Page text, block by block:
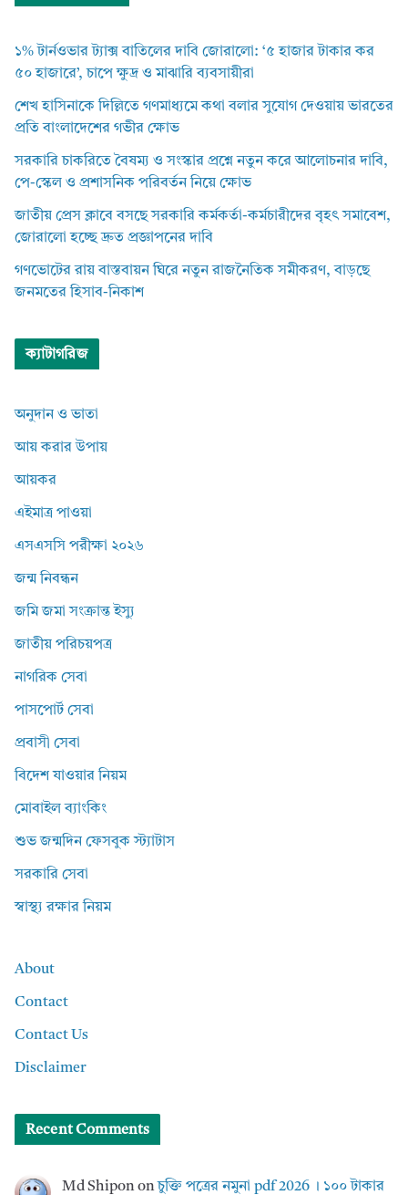
১% টার্নওভার ট্যাক্স বাতিলের দাবি জোরালো: ‘৫ হাজার টাকার কর
৫০ হাজারে’, চাপে ক্ষুদ্র ও মাঝারি ব্যবসায়ীরা
শেখ হাসিনাকে দিল্লিতে গণমাধ্যমে কথা বলার সুযোগ দেওয়ায় ভারতের
প্রতি বাংলাদেশের গভীর ক্ষোভ
সরকারি চাকরিতে বৈষম্য ও সংস্কার প্রশ্নে নতুন করে আলোচনার দাবি,
পে-স্কেল ও প্রশাসনিক পরিবর্তন নিয়ে ক্ষোভ
জাতীয় প্রেস ক্লাবে বসছে সরকারি কর্মকর্তা-কর্মচারীদের বৃহৎ সমাবেশ,
জোরালো হচ্ছে দ্রুত প্রজ্ঞাপনের দাবি
গণভোটের রায় বাস্তবায়ন ঘিরে নতুন রাজনৈতিক সমীকরণ, বাড়ছে
জনমতের হিসাব-নিকাশ
ক্যাটাগরিজ
অনুদান ও ভাতা
আয় করার উপায়
আয়কর
এইমাত্র পাওয়া
এসএসসি পরীক্ষা ২০২৬
জন্ম নিবন্ধন
জমি জমা সংক্রান্ত ইস্যু
জাতীয় পরিচয়পত্র
নাগরিক সেবা
পাসপোর্ট সেবা
প্রবাসী সেবা
বিদেশ যাওয়ার নিয়ম
মোবাইল ব্যাংকিং
শুভ জন্মদিন ফেসবুক স্ট্যাটাস
সরকারি সেবা
স্বাস্থ্য রক্ষার নিয়ম
About
Contact
Contact Us
Disclaimer
Recent Comments
Md Shipononচুক্তি পত্রের নমুনা pdf 2026 । ১০০ টাকার